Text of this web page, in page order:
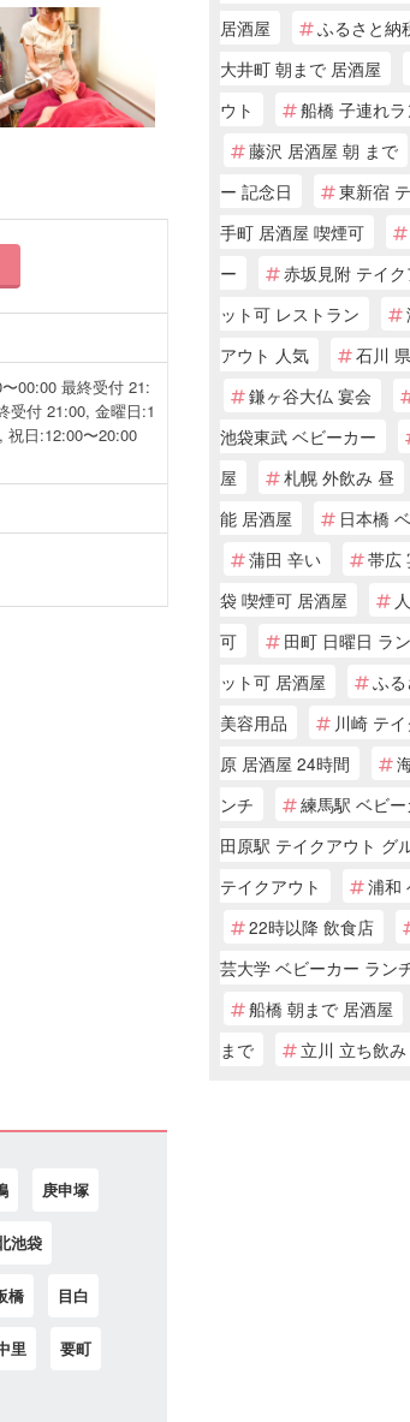
00:00 最終受付 21:
受付 21:00, 金曜日:1
祝日:12:00〜20:00
庚申塚
池袋
橋 目白
里 要町
居酒屋
ふるさと納
大井町 朝まで 居酒屋
ウト
船橋 子連れ
藤沢 居酒屋 朝 まで
ー 記念日
東新宿
手町 居酒屋 喫煙可
ー
赤坂見附 テイク
ット可 レストラン
アウト 人気
石川
鎌ヶ谷大仏 宴会
池袋東武 ベビーカー
屋
札幌 外飲み 昼
能 居酒屋
日本橋
蒲田 辛い
帯広
袋 喫煙可 居酒屋
可
田町 日曜日 ラ
ット可 居酒屋
ふる
美容用品
川崎 テ
原 居酒屋 24時間
ンチ
練馬駅 ベビ
田原駅 テイクアウト グ
テイクアウト
浦和
22時以降 飲食店
芸大学 ベビーカー ラン
船橋 朝まで 居酒屋
まで
立川 立ち飲み